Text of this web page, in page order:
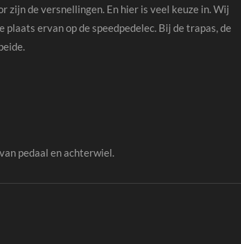
zijn de versnellingen. En hier is veel keuze in. Wij
plaats ervan op de speedpedelec. Bij de trapas, de
pedaal en achterwiel.